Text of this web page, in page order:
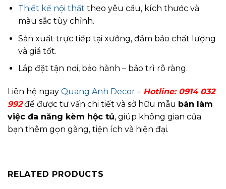
Thiết kế nội thất theo yêu cầu, kích thước và
màu sắc tùy chỉnh.
Sản xuất trực tiếp tại xưởng, đảm bảo chất lượng
và giá tốt.
Lắp đặt tận nơi, bảo hành – bảo trì rõ ràng.
Liên hệ ngay Quang Anh Decor – Hotline: 0914 032
992để được tư vấn chi tiết và sở hữu mẫu bàn làm
việc đa năng kèm hộc tủ, giúp không gian của
bạn thêm gọn gàng, tiện ích và hiện đại.
RELATED PRODUCTS